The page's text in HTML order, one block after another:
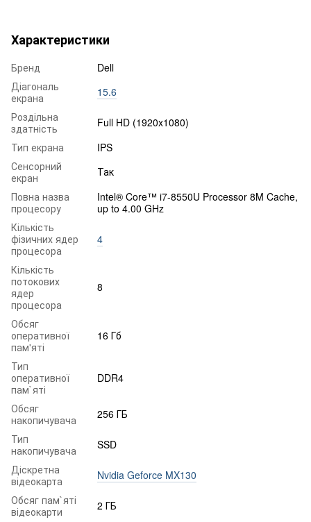
Характеристики
Бренд
Dell
Діагональ
екрана
15.6
Роздільна
здатність
Full HD (1920x1080)
Тип екрана
IPS
Сенсорний
екран
Так
Повна назва
процесору
Intel® Core™ i7-8550U Processor 8M Cache,
up to 4.00 GHz
Кількість
фізичних ядер
процесора
4
Кількість
потокових
ядер
процесора
8
Обсяг
оперативної
пам'яті
16 Гб
Тип
оперативної
пам`яті
DDR4
Обсяг
накопичувача
256 ГБ
Тип
накопичувача
SSD
Діскретна
відеокарта
Nvidia Geforce MX130
Обсяг пам`яті
відеокарти
2 ГБ